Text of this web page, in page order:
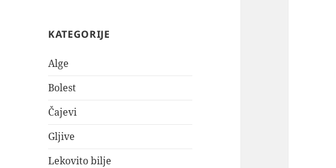
KATEGORIJE
Alge
Bolest
Čajevi
Gljive
Lekovito bilje